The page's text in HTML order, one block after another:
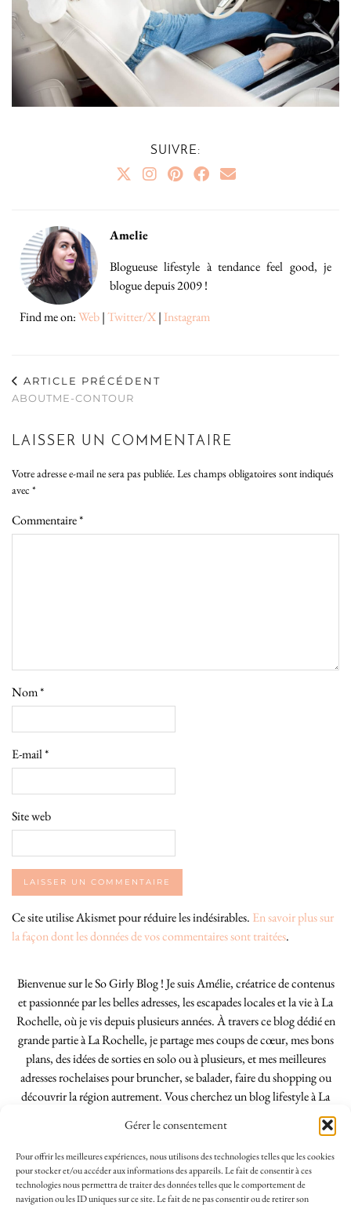
Gérer le consentement
Pour offrir les meilleures expériences, nous utilisons des technologies telles que les cookies
pour stocker et/ou accéder aux informations des appareils. Le fait de consentir à ces
technologies nous permettra de traiter des données telles que le comportement de
navigation ou les ID uniques sur ce site. Le fait de ne pas consentir ou de retirer son
SUIVRE:
Amelie
Blogueuse lifestyle à tendance feel good, je
blogue depuis 2009 !
Find me on:Web|Twitter/X| Instagram
ARTICLE PRÉCÉDENT
ABOUTME-CONTOUR
LAISSER UN COMMENTAIRE
Votre adresse e-mail ne sera pas publiée.Les champs obligatoires sont indiqués
avec *
Commentaire*
Nom*
E-mail*
Site web
Ce site utilise Akismet pour réduire les indésirables. En savoir plus sur
la façon dont les données de vos commentaires sont traitées.
Bienvenue sur le So Girly Blog ! Je suis Amélie, créatrice de contenus
et passionnée par les belles adresses, les escapades locales et la vie à La
Rochelle, où je vis depuis plusieurs années. À travers ce blog dédié en
grande partie à La Rochelle, je partage mes coups de cœur, mes bons
plans, des idées de sorties en solo ou à plusieurs, et mes meilleures
adresses rochelaises pour bruncher, se balader, faire du shopping ou
découvrir la région autrement. Vous cherchez un blog lifestyle à La
Rochelle, tenu par une locale ? Vous êtes au bon endroit. Que vous
soyez Rochelais·e ou de passage dans notre belle ville, j’espère que mes
articles vous aideront à profiter de La Rochelle comme un·e vrai·e
initié·e. !